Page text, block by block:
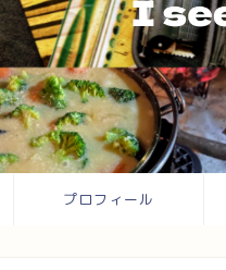
プロフィール